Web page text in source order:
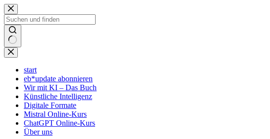
Zum
Inhalt
springen
Keine
Ergebnisse
start
eb*update abonnieren
Wir mit KI – Das Buch
Künstliche Intelligenz
Digitale Formate
Mistral Online-Kurs
ChatGPT Online-Kurs
Über uns